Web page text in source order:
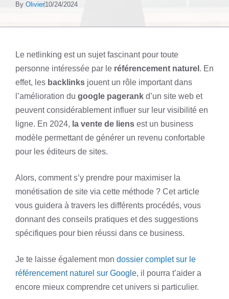
By Olivier10/24/2024
Le netlinking est un sujet fascinant pour toute
personne intéressée par le référencement naturel . En
effet, les backlinks jouent un rôle important dans
l’amélioration du google pagerank d’un site web et
peuvent considérablement influer sur leur visibilité en
ligne. En 2024, la vente de liens est un business
modèle permettant de générer un revenu confortable
pour les éditeurs de sites.
Alors, comment s’y prendre pour maximiser la
monétisation de site via cette méthode ? Cet article
vous guidera à travers les différents procédés, vous
donnant des conseils pratiques et des suggestions
spécifiques pour bien réussi dans ce business.
Je te laisse également mon dossier complet sur le
référencement naturel sur Google, il pourra t’aider a
encore mieux comprendre cet univers si particulier.